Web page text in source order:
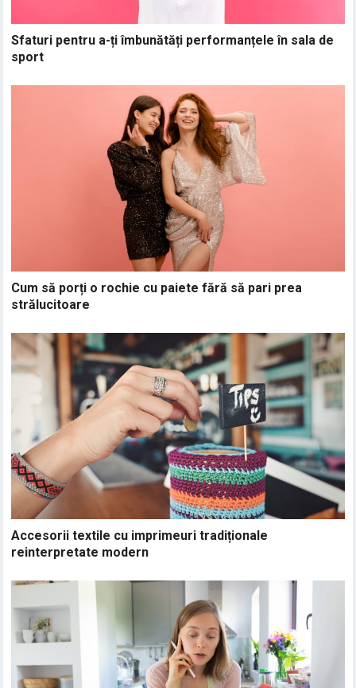
Sfaturi pentru a-ți îmbunătăți performanțele în sala de
sport
Cum să porți o rochie cu paiete fără să pari prea
strălucitoare
Accesorii textile cu imprimeuri tradiționale
reinterpretate modern